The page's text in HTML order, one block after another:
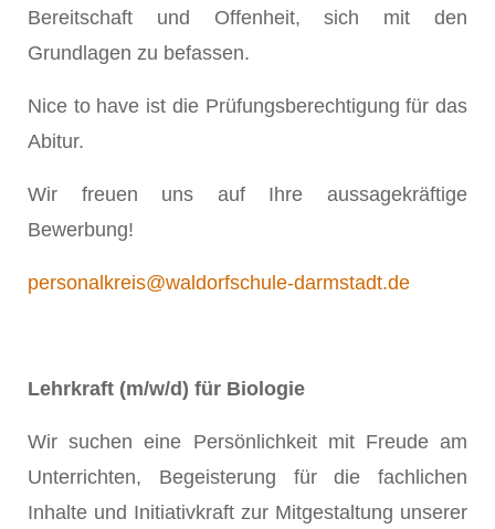
Bereitschaft und Offenheit, sich mit den
Grundlagen zu befassen.
Nice to have ist die Prüfungsberechtigung für das
Abitur.
Wir freuen uns auf Ihre aussagekräftige
Bewerbung!
personalkreis@waldorfschule-darmstadt.de
Lehrkraft (m/w/d) für Biologie
Wir suchen eine Persönlichkeit mit Freude am
Unterrichten, Begeisterung für die fachlichen
Inhalte und Initiativkraft zur Mitgestaltung unserer